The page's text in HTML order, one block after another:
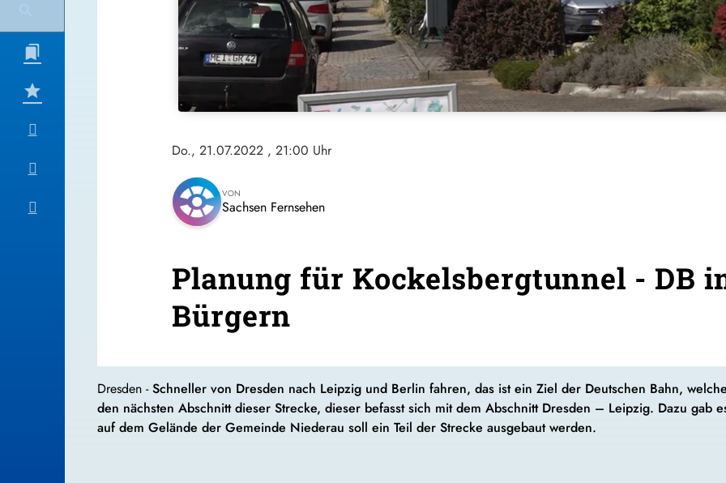
Do., 21.07.2022 , 21:00 Uhr
VON
Sachsen Fernsehen
Planung für Kockelsbergtunnel - DB
Bürgern
Dresden -Schneller von Dresden nach Leipzig und Berlin fahren, das ist ein Ziel der Deutschen Bahn,
den nächsten Abschnitt dieser Strecke, dieser befasst sich mit dem Abschnitt Dresden – Leipzig. Dazu gab
auf dem Gelände der Gemeinde Niederau soll ein Teil der Strecke ausgebaut werden.